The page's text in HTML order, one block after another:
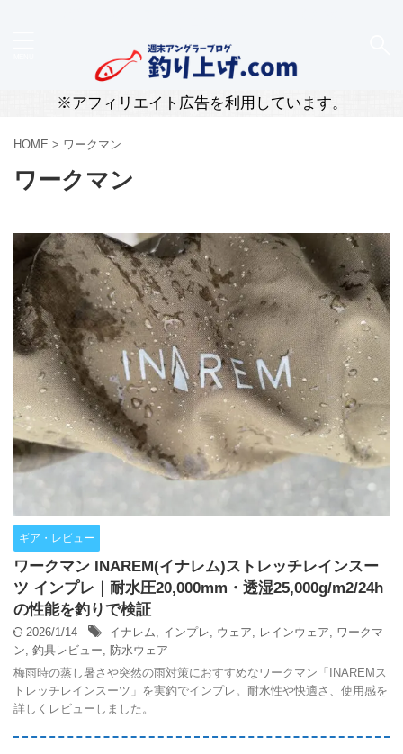
※アフィリエイト広告を利用しています。
HOME > ワークマン
ワークマン
ギア・レビュー
ワークマン INAREM(イナレム)ストレッチレインスー
ツ インプレ｜耐水圧20,000mm・透湿25,000g/m2/24h
の性能を釣りで検証
2026/1/14 イナレム インプレ ウェア レインウェア
ワークマ
ン 釣具レビュー 防水ウェア
梅雨時の蒸し暑さや突然の雨対策におすすめなワークマン「INAREMス
トレッチレインスーツ」を実釣でインプレ。耐水性や快適さ、使用感を
詳しくレビューしました。